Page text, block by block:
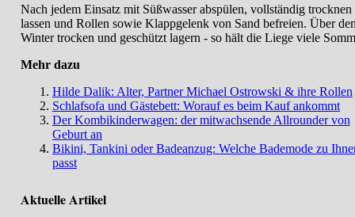
Nach jedem Einsatz mit Süßwasser abspülen, vollständig trocknen
lassen und Rollen sowie Klappgelenk von Sand befreien. Über
Winter trocken und geschützt lagern - so hält die Liege viele
Mehr dazu
Hilde Dalik: Alter, Partner Michael Ostrowski & ihre Rollen
Schlafsofa und Gästebett: Worauf es beim Kauf ankommt
Der Kombikinderwagen: der mitwachsende Allrounder von
Geburt an
Bikini, Tankini oder Badeanzug: Welche Bademode zu
passt
Aktuelle Artikel